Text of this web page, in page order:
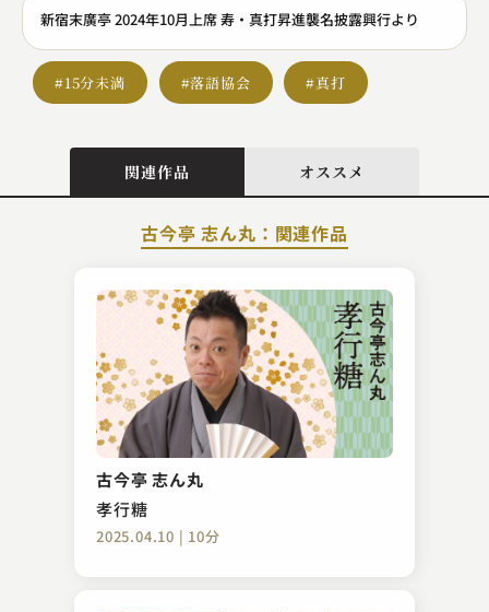
新宿末廣亭 2024年10月上席 寿・真打昇進襲名披露興行より
#15分未満 #落語協会 #真打
関連作品 オススメ
古今亭 志ん丸：関連作品
古今亭 志ん丸
孝行糖
2025.04.10 | 10分
初音家 左橋
長屋の花見
2023.04.25 | 14分